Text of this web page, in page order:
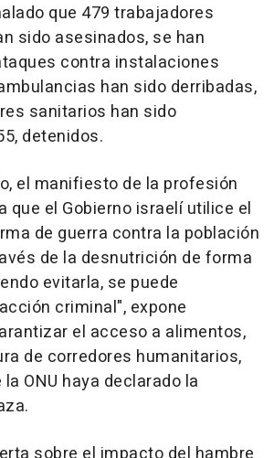
que 479 trabajadores
sido asesinados, se han
contra instalaciones
han sido derribadas,
sanitarios han sido
detenidos.
el manifiesto de la profesión
que el Gobierno israelí utilice el
de guerra contra la población
de la desnutrición de forma
evitarla, se puede
criminal", expone
el acceso a alimentos,
de corredores humanitarios,
ONU haya declarado la